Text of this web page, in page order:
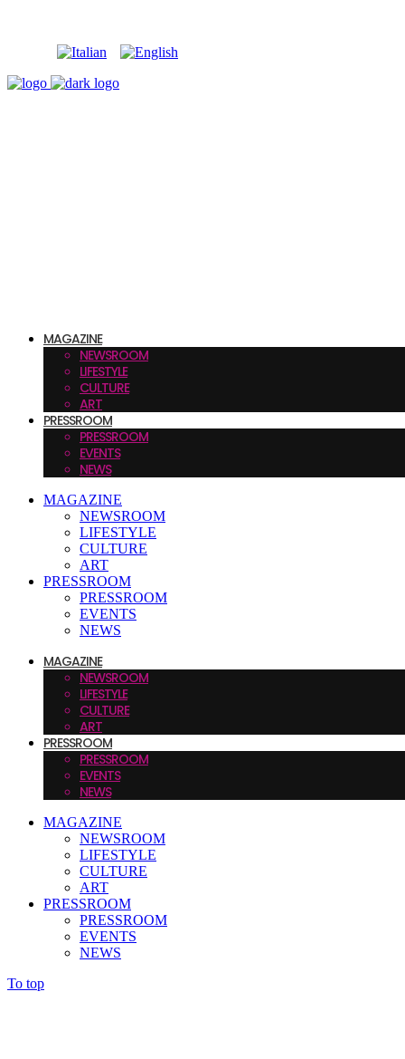
MAGAZINE
NEWSROOM
LIFESTYLE
CULTURE
ART
PRESSROOM
PRESSROOM
EVENTS
NEWS
MAGAZINE
NEWSROOM
LIFESTYLE
CULTURE
ART
PRESSROOM
PRESSROOM
EVENTS
NEWS
MAGAZINE
NEWSROOM
LIFESTYLE
CULTURE
ART
PRESSROOM
PRESSROOM
EVENTS
NEWS
MAGAZINE
NEWSROOM
LIFESTYLE
CULTURE
ART
PRESSROOM
PRESSROOM
EVENTS
NEWS
To top